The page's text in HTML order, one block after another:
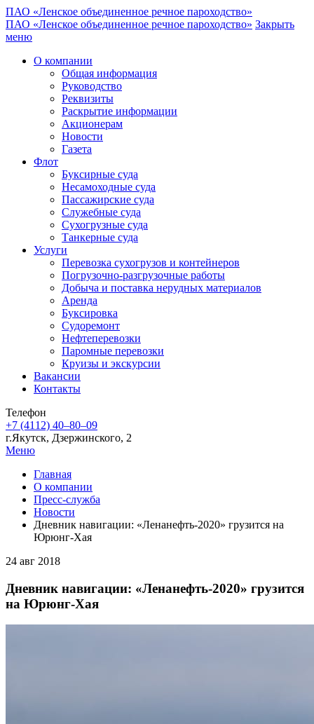
ПАО «Ленское объединенное речное пароходство»
ПАО «Ленское объединенное речное пароходство» Закрыть
меню
О компании
Общая информация
Руководство
Реквизиты
Раскрытие информации
Акционерам
Новости
Газета
Флот
Буксирные суда
Несамоходные суда
Пассажирские суда
Служебные суда
Сухогрузные суда
Танкерные суда
Услуги
Перевозка сухогрузов и контейнеров
Погрузочно-разгрузочные работы
Добыча и поставка нерудных материалов
Аренда
Буксировка
Судоремонт
Нефтеперевозки
Паромные перевозки
Круизы и экскурсии
Вакансии
Контакты
Телефон
+7 (4112) 40‒80‒09
г.Якутск, Дзержинского, 2
Меню
Главная
О компании
Пресс-служба
Новости
Дневник навигации: «Ленанефть-2020» грузится на
Юрюнг-Хая
24 авг 2018
Дневник навигации: «Ленанефть-2020» грузится
на Юрюнг-Хая